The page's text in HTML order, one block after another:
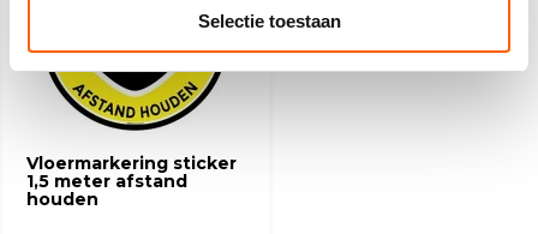
Selectie toestaan
Vloermarkering sticker
1,5 meter afstand
houden